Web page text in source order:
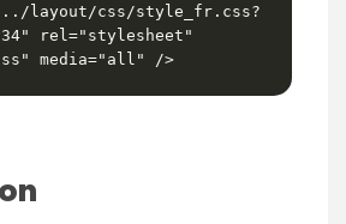
layout/css/style_fr.css?
rel="stylesheet"
media="all" />